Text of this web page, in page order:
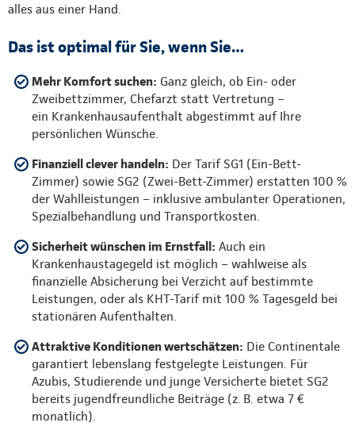
alles aus einer Hand.
Das ist optimal für Sie, wenn Sie…
Mehr Komfort suchen: Ganz gleich, ob Ein- oder
Zweibettzimmer, Chefarzt statt Vertretung –
ein Krankenhausaufenthalt abgestimmt auf Ihre
persönlichen Wünsche.
Finanziell clever handeln: Der Tarif SG1 (Ein-Bett-
Zimmer) sowie SG2 (Zwei-Bett-Zimmer) erstatten 100 %
der Wahlleistungen – inklusive ambulanter Operationen,
Spezialbehandlung und Transportkosten.
Sicherheit wünschen im Ernstfall: Auch ein
Krankenhaustagegeld ist möglich – wahlweise als
finanzielle Absicherung bei Verzicht auf bestimmte
Leistungen, oder als KHT-Tarif mit 100 % Tagesgeld bei
stationären Aufenthalten.
Attraktive Konditionen wertschätzen: Die Continentale
garantiert lebenslang festgelegte Leistungen. Für
Azubis, Studierende und junge Versicherte bietet SG2
bereits jugendfreundliche Beiträge (z. B. etwa 7 €
monatlich).